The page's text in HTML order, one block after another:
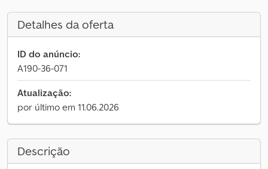
Detalhes da oferta
ID do anúncio:
A190-36-071
Atualização:
por último em 11.06.2026
Descrição